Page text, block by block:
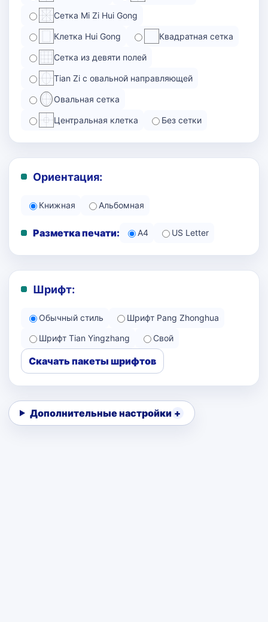
Сетка Mi Zi Hui Gong
Клетка Hui Gong Квадратная сетка
Сетка из девяти полей
Tian Zi с овальной направляющей
Овальная сетка
Центральная клетка Без сетки
Ориентация:
Книжная Альбомная
Разметка печати: A4 US Letter
Шрифт:
Обычный стиль
Шрифт Pang Zhonghua
Шрифт Tian Yingzhang
Свой
Скачать пакеты шрифтов
Дополнительные настройки